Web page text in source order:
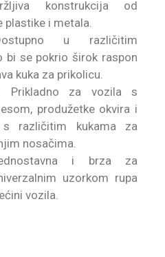
konstrukcija od
plastike i metala.
u različitim
bi se pokrio širok raspon
kuka za prikolicu.
Prikladno za vozila s
produžetke okvira i
različitim kukama za
nosačima.
i brza za
uzorkom rupa
vozila.